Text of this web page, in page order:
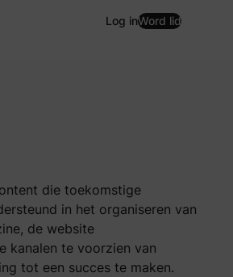
Log inWord lid
die toekomstige
in het organiseren van
de website
kanalen te voorzien van
tot een succes te maken.